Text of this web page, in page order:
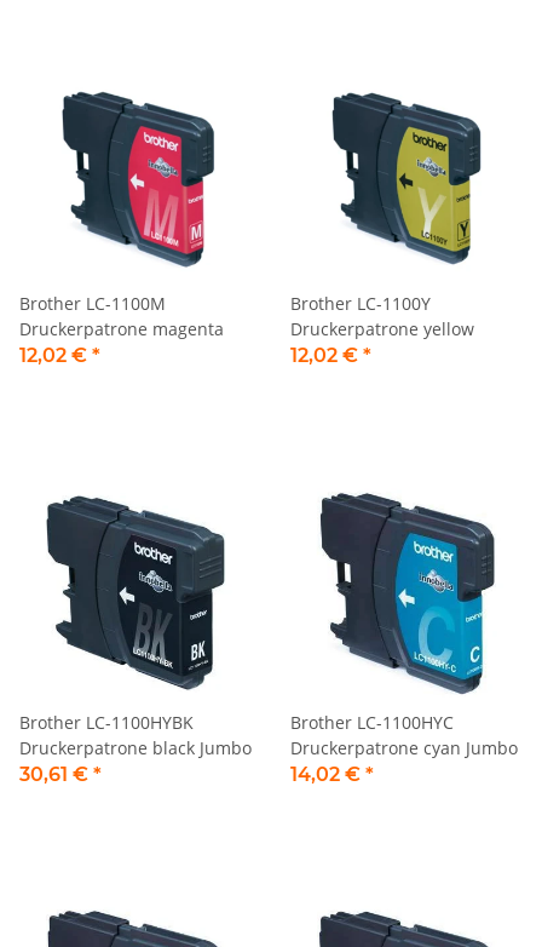
Brother LC-1100M
Druckerpatrone magenta
12,02 € *
Brother LC-1100Y
Druckerpatrone yellow
12,02 € *
Brother LC-1100HYBK
Druckerpatrone black Jumbo
30,61 € *
Brother LC-1100HYC
Druckerpatrone cyan Jumbo
14,02 € *